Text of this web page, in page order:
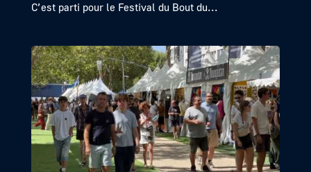
C’est parti pour le Festival du Bout du...